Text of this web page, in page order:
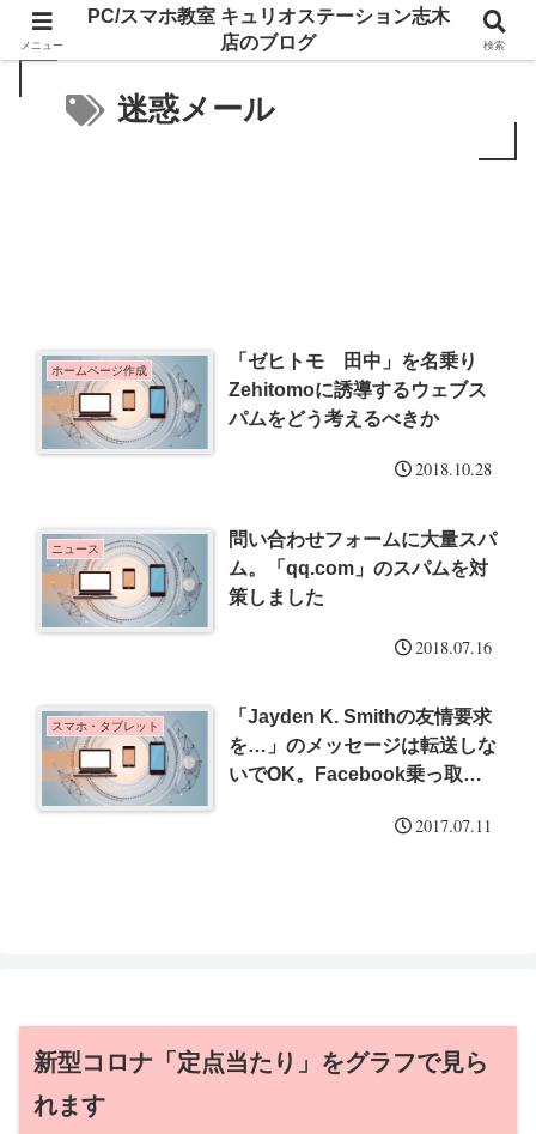
迷惑メール
ホームページ作成
「ゼヒトモ 田中」を名乗り
Zehitomoに誘導するウェブス
パムをどう考えるべきか
2018.10.28
ニュース
問い合わせフォームに大量スパ
ム。「qq.com」のスパムを対
策しました
2018.07.16
スマホ・タブレット
「Jayden K. Smithの友情要求
を…」のメッセージは転送しな
いでOK。Facebook乗っ取り
2017.07.11
新型コロナ「定点当たり」をグラフで見ら
れます
メニュー
PC/スマホ教室 キュリオステーション志木
店のブログ
検索